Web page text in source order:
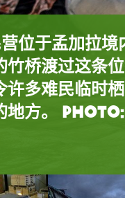
于孟加拉境
桥渡过这条
许多难民临时
的地方。
，一名拿著
成千上万名
中心的卡车
食水及卫生设
英国空运往
中心的卡车
食水及卫生设
英国空运往
Balukhali难
食。 photo:
的
施工。